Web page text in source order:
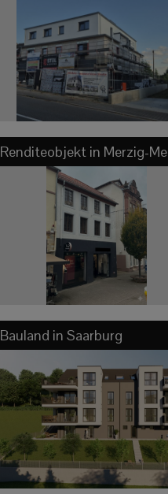
Renditeobjekt in Merzig-
Bauland in Saarburg